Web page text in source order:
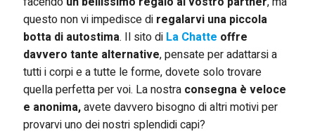
questo non vi impedisce di regalarvi una piccola
botta di autostima. Il sito di La Chatte offre
davvero tante alternative, pensate per adattarsi a
tutti i corpi e a tutte le forme, dovete solo trovare
quella perfetta per voi. La nostra consegna è veloce
e anonima,avete davvero bisogno di altri motivi per
provarvi uno dei nostri splendidi capi?